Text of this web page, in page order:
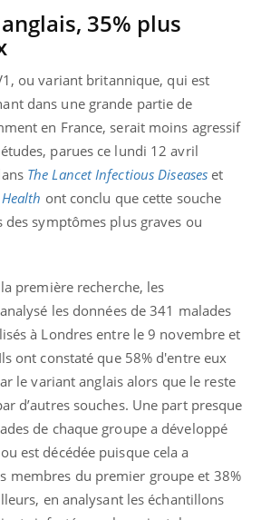
35% plus
ou variant britannique, qui est
dans une grande partie de
en France, serait moins agressif
parues ce lundi 12 avril
The Lancet Infectious Diseases et
ont conclu que cette souche
des symptômes plus graves ou
première recherche, les
les données de 341 malades
à Londres entre le 9 novembre et
ont constaté que 58% d'entre eux
le variant anglais alors que le reste
d’autres souches. Une part presque
de chaque groupe a développé
est décédée puisque cela a
membres du premier groupe et 38%
en analysant les échantillons